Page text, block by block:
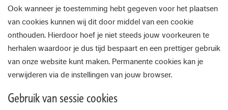
Ook wanneer je toestemming hebt gegeven voor het plaatsen
van cookies kunnen wij dit door middel van een cookie
onthouden. Hierdoor hoef je niet steeds jouw voorkeuren te
herhalen waardoor je dus tijd bespaart en een prettiger gebruik
van onze website kunt maken. Permanente cookies kan je
verwijderen via de instellingen van jouw browser.
Gebruik van sessie cookies